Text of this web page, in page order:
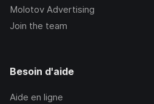
Molotov Advertising
Join the team
Besoin d'aide
Aide en ligne